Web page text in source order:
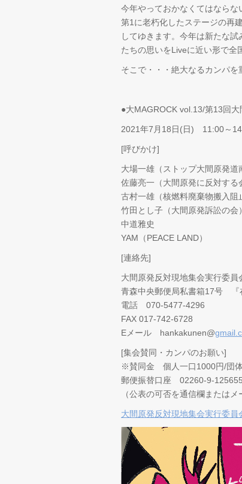
今年やっておかなくてはならな
第1に老朽化したステージの再
してゆきます。今年は新たな
たちの思いをLiveに近い形で全
そこで・・・絶大なるカンパを
●大MAGROCK vol.13/第13回
2021年7月18日(日) 11:00～
[呼びかけ]
大場一雄（ストップ大間原発道
佐藤亮一（大間原発に反対する
古村一雄（核燃料廃棄物搬入阻
竹田とし子（大間原発訴訟の会）
中道雅史
YAM（PEACE LAND）
[連絡先]
大間原発反対現地集会実行委員
青森中央郵便局私書箱17号 『
電話 070-5477-4296
FAX 017-742-6728
Eメール hankakunen@
[集会賛同・カンパのお願い]
※賛同金 個人一口1000円/団
郵便振替口座 02260-9-
（公表の可否を通信欄または
大間原発反対現地集会実行委員